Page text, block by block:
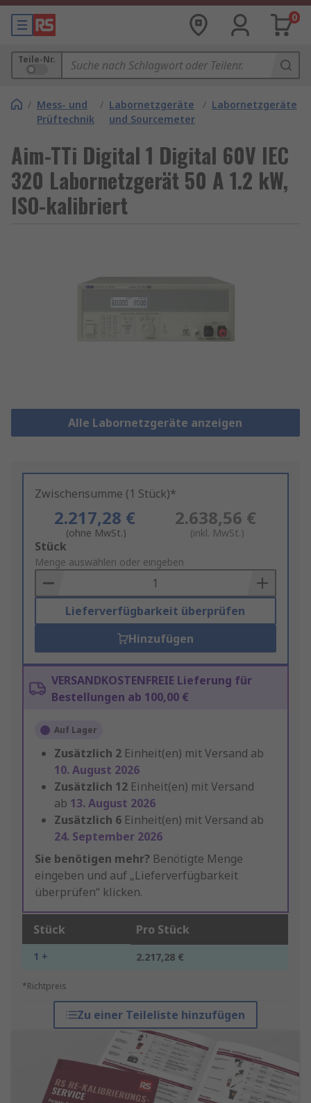
0
Teile-Nr.
/ Mess- und
Prüftechnik
/ Labornetzgeräte
und Sourcemeter
/ Labornetzgeräte
Aim-TTi Digital 1 Digital 60V IEC
320 Labornetzgerät 50 A 1.2 kW,
ISO-kalibriert
Alle Labornetzgeräte anzeigen
Zwischensumme (1 Stück)*
2.217,28 €
(ohne MwSt.)
2.638,56 €
(inkl. MwSt.)
Add
to
Basket
Stück
Menge auswählen oder eingeben
Lieferverfügbarkeit überprüfen
Hinzufügen
VERSANDKOSTENFREIE Lieferung für
Bestellungen ab 100,00 €
Auf Lager
Zusätzlich 2 Einheit(en) mit Versand ab
10. August 2026
Zusätzlich 12 Einheit(en) mit Versand
ab 13. August 2026
Zusätzlich 6 Einheit(en) mit Versand ab
24. September 2026
Sie benötigen mehr? Benötigte Menge
eingeben und auf „Lieferverfügbarkeit
überprüfen“ klicken.
Stück Pro Stück
1 + 2.217,28 €
*Richtpreis
Zu einer Teileliste hinzufügen